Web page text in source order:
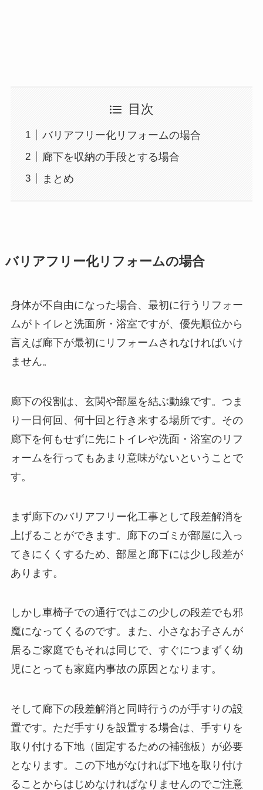
目次
バリアフリー化リフォームの場合
廊下を収納の手段とする場合
まとめ
バリアフリー化リフォームの場合
身体が不自由になった場合、最初に行うリフォー
ムがトイレと洗面所・浴室ですが、優先順位から
言えば廊下が最初にリフォームされなければいけ
ません。
廊下の役割は、玄関や部屋を結ぶ動線です。つま
り一日何回、何十回と行き来する場所です。その
廊下を何もせずに先にトイレや洗面・浴室のリフ
ォームを行ってもあまり意味がないということで
す。
まず廊下のバリアフリー化工事として段差解消を
上げることができます。廊下のゴミが部屋に入っ
てきにくくするため、部屋と廊下には少し段差が
あります。
しかし車椅子での通行ではこの少しの段差でも邪
魔になってくるのです。また、小さなお子さんが
居るご家庭でもそれは同じで、すぐにつまずく幼
児にとっても家庭内事故の原因となります。
そして廊下の段差解消と同時行うのが手すりの設
置です。ただ手すりを設置する場合は、手すりを
取り付ける下地（固定するための補強板）が必要
となります。この下地がなければ下地を取り付け
ることからはじめなければなりませんのでご注意